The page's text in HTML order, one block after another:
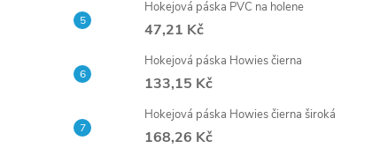
n
n
í
Hokejová páska PVC na holene
47,21 Kč
Hokejová páska Howies čierna
133,15 Kč
Hokejová páska Howies čierna široká
168,26 Kč